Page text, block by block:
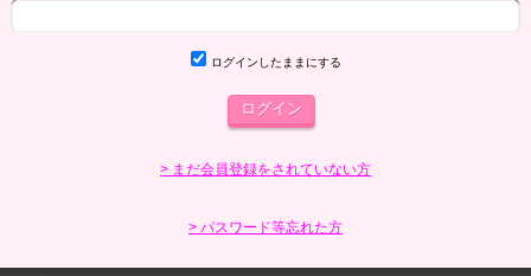
ログインしたままにする
> まだ会員登録をされていない方
> パスワード等忘れた方